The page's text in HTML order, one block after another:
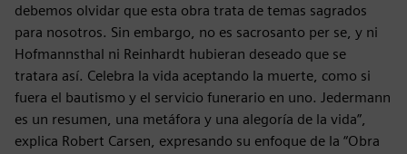
debemos olvidar que esta obra trata de temas sagrados
para nosotros. Sin embargo, no es sacrosanto per se, y ni
Hofmannsthal ni Reinhardt hubieran deseado que se
tratara así. Celebra la vida aceptando la muerte, como si
fuera el bautismo y el servicio funerario en uno. Jedermann
es un resumen, una metáfora y una alegoría de la vida”,
explica Robert Carsen, expresando su enfoque de la “Obra